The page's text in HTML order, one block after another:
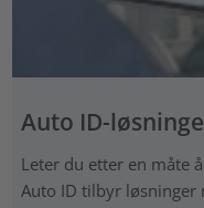
Auto ID-
Leter du etter en måte
Auto ID tilbyr